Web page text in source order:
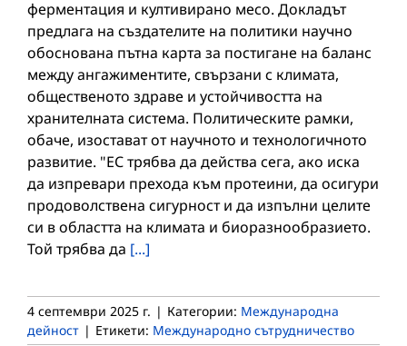
ферментация и култивирано месо. Докладът
предлага на създателите на политики научно
обоснована пътна карта за постигане на баланс
между ангажиментите, свързани с климата,
общественото здраве и устойчивостта на
хранителната система. Политическите рамки,
обаче, изостават от научното и технологичното
развитие. "ЕС трябва да действа сега, ако иска
да изпревари прехода към протеини, да осигури
продоволствена сигурност и да изпълни целите
си в областта на климата и биоразнообразието.
Той трябва да [...]
4 септември 2025 г. | Категории: Международна
дейност | Етикети: Международно сътрудничество